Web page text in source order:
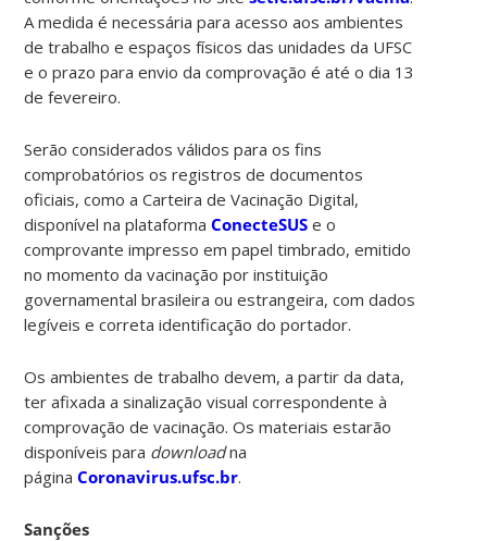
A medida é necessária para acesso aos ambientes
de trabalho e espaços físicos das unidades da UFSC
e o prazo para envio da comprovação é até o dia 13
de fevereiro.
Serão considerados válidos para os fins
comprobatórios os registros de documentos
oficiais, como a Carteira de Vacinação Digital,
disponível na plataformaConecteSUS e o
comprovante impresso em papel timbrado, emitido
no momento da vacinação por instituição
governamental brasileira ou estrangeira, com dados
legíveis e correta identificação do portador.
Os ambientes de trabalho devem, a partir da data,
ter afixada a sinalização visual correspondente à
comprovação de vacinação. Os materiais estarão
disponíveis para downloadna
páginaCoronavirus.ufsc.br.
Sanções